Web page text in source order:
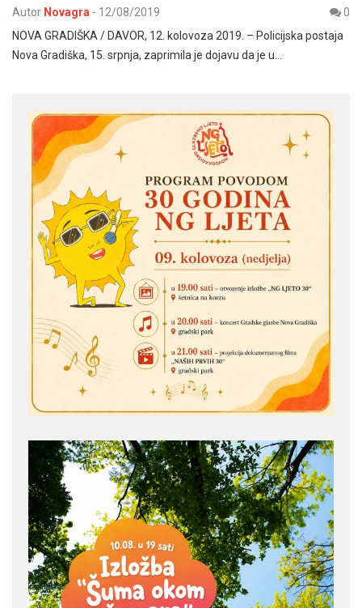
Autor Novagra - 12/08/2019
0
NOVA GRADIŠKA / DAVOR, 12. kolovoza 2019. – Policijska postaja
Nova Gradiška, 15. srpnja, zaprimila je dojavu da je u…